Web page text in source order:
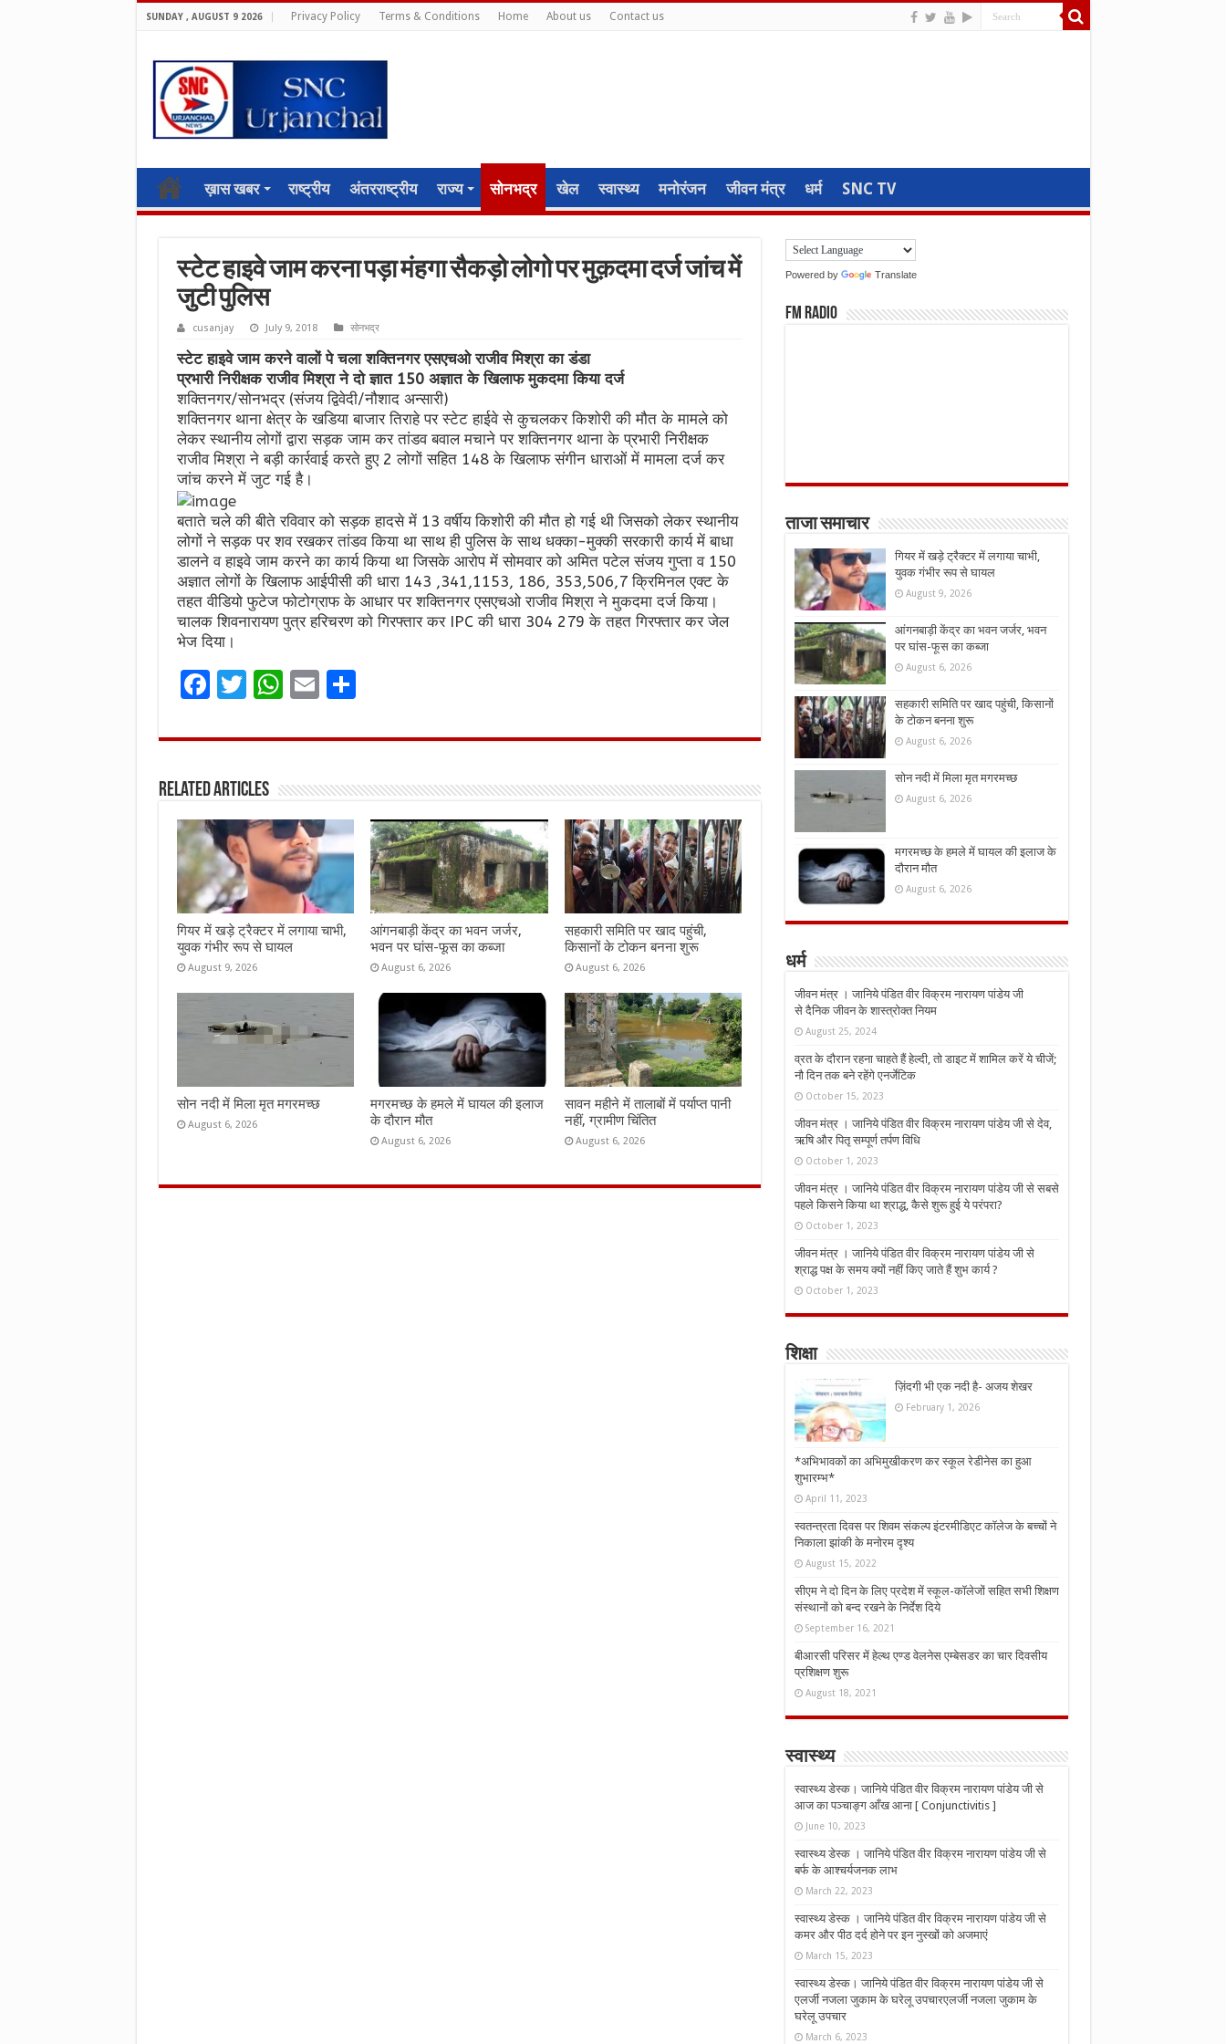
SUNDAY , AUGUST 9 2026 Privacy Policy Terms & Conditions Home About us Contact us
ख़ास खबर राष्ट्रीय अंतरराष्ट्रीय राज्य सोनभद्र खेल स्वास्थ्य मनोरंजन जीवन मंत्र धर्म SNC TV
स्टेट हाइवे जाम करना पड़ा मंहगा सैकड़ो लोगो पर मुक़दमा दर्ज जांच में
जुटी पुलिस
cusanjay July 9, 2018 सोनभद्र
स्टेट हाइवे जाम करने वालों पे चला शक्तिनगर एसएचओ राजीव मिश्रा का डंडा
प्रभारी निरीक्षक राजीव मिश्रा ने दो ज्ञात 150 अज्ञात के खिलाफ मुकदमा किया दर्ज
शक्तिनगर/सोनभद्र (संजय द्विवेदी/नौशाद अन्सारी)
शक्तिनगर थाना क्षेत्र के खडिया बाजार तिराहे पर स्टेट हाईवे से कुचलकर किशोरी की मौत के मामले को
लेकर स्थानीय लोगों द्वारा सड़क जाम कर तांडव बवाल मचाने पर शक्तिनगर थाना के प्रभारी निरीक्षक
राजीव मिश्रा ने बड़ी कार्रवाई करते हुए 2 लोगों सहित 148 के खिलाफ संगीन धाराओं में मामला दर्ज कर
जांच करने में जुट गई है।
बताते चले की बीते रविवार को सड़क हादसे में 13 वर्षीय किशोरी की मौत हो गई थी जिसको लेकर स्थानीय
लोगों ने सड़क पर शव रखकर तांडव किया था साथ ही पुलिस के साथ धक्का-मुक्की सरकारी कार्य में बाधा
डालने व हाइवे जाम करने का कार्य किया था जिसके आरोप में सोमवार को अमित पटेल संजय गुप्ता व 150
अज्ञात लोगों के खिलाफ आईपीसी की धारा 143 ,341,1153, 186, 353,506,7 क्रिमिनल एक्ट के
तहत वीडियो फुटेज फोटोग्राफ के आधार पर शक्तिनगर एसएचओ राजीव मिश्रा ने मुकदमा दर्ज किया।
चालक शिवनारायण पुत्र हरिचरण को गिरफ्तार कर IPC की धारा 304 279 के तहत गिरफ्तार कर जेल
भेज दिया।
F
ce
o
o
k
T
it
r
W
at
A
p
p
E
ai
S
ar
Related Articles
गियर में खड़े ट्रैक्टर में लगाया चाभी,
युवक गंभीर रूप से घायल
August 9, 2026
आंगनबाड़ी केंद्र का भवन जर्जर,
भवन पर घांस-फूस का कब्जा
August 6, 2026
सहकारी समिति पर खाद पहुंची,
किसानों के टोकन बनना शुरू
August 6, 2026
सोन नदी में मिला मृत मगरमच्छ
August 6, 2026
मगरमच्छ के हमले में घायल की इलाज
के दौरान मौत
August 6, 2026
सावन महीने में तालाबों में पर्याप्त पानी
नहीं, ग्रामीण चिंतित
August 6, 2026
Powered by Translate
FM Radio
ताजा समाचार
गियर में खड़े ट्रैक्टर में लगाया चाभी,
युवक गंभीर रूप से घायल
August 9, 2026
आंगनबाड़ी केंद्र का भवन जर्जर, भवन
पर घांस-फूस का कब्जा
August 6, 2026
सहकारी समिति पर खाद पहुंची, किसानों
के टोकन बनना शुरू
August 6, 2026
सोन नदी में मिला मृत मगरमच्छ
August 6, 2026
मगरमच्छ के हमले में घायल की इलाज के
दौरान मौत
August 6, 2026
धर्म
जीवन मंत्र । जानिये पंडित वीर विक्रम नारायण पांडेय जी
से दैनिक जीवन के शास्त्रोक्त नियम
August 25, 2024
व्रत के दौरान रहना चाहते हैं हेल्दी, तो डाइट में शामिल करें ये चीजें;
नौ दिन तक बने रहेंगे एनर्जेटिक
October 15, 2023
जीवन मंत्र । जानिये पंडित वीर विक्रम नारायण पांडेय जी से देव,
ऋषि और पितृ सम्पूर्ण तर्पण विधि
October 1, 2023
जीवन मंत्र । जानिये पंडित वीर विक्रम नारायण पांडेय जी से सबसे
पहले किसने किया था श्राद्ध, कैसे शुरू हुई ये परंपरा?
October 1, 2023
जीवन मंत्र । जानिये पंडित वीर विक्रम नारायण पांडेय जी से
श्राद्ध पक्ष के समय क्यों नहीं किए जाते हैं शुभ कार्य ?
October 1, 2023
शिक्षा
ज़िंदगी भी एक नदी है- अजय शेखर
February 1, 2026
*अभिभावकों का अभिमुखीकरण कर स्कूल रेडीनेस का हुआ
शुभारम्भ*
April 11, 2023
स्वतन्त्रता दिवस पर शिवम संकल्प इंटरमीडिएट कॉलेज के बच्चों ने
निकाला झांकी के मनोरम दृश्य
August 15, 2022
सीएम ने दो दिन के लिए प्रदेश में स्कूल-कॉलेजों सहित सभी शिक्षण
संस्थानों को बन्द रखने के निर्देश दिये
September 16, 2021
बीआरसी परिसर में हेल्थ एण्ड वेलनेस एम्बेसडर का चार दिवसीय
प्रशिक्षण शुरू
August 18, 2021
स्वास्थ्य
स्वास्थ्य डेस्क। जानिये पंडित वीर विक्रम नारायण पांडेय जी से
आज का पञ्चाङ्ग आँख आना [ Conjunctivitis ]
June 10, 2023
स्वास्थ्य डेस्क । जानिये पंडित वीर विक्रम नारायण पांडेय जी से
बर्फ के आश्चर्यजनक लाभ
March 22, 2023
स्वास्थ्य डेस्क । जानिये पंडित वीर विक्रम नारायण पांडेय जी से
कमर और पीठ दर्द होने पर इन नुस्‍खों को अजमाएं
March 15, 2023
स्वास्थ्य डेस्क। जानिये पंडित वीर विक्रम नारायण पांडेय जी से
एलर्जी नजला जुकाम के घरेलू उपचारएलर्जी नजला जुकाम के
घरेलू उपचार
March 6, 2023